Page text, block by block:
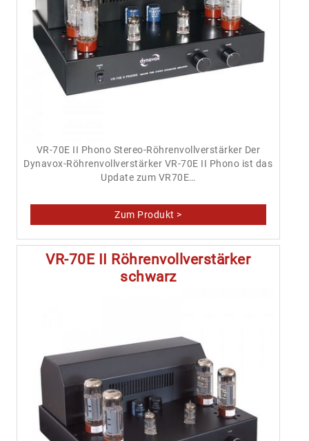
VR-70E II Phono Stereo-Röhrenvollverstärker Der
Dynavox-Röhrenvollverstärker VR-70E II Phono ist das
Update zum VR70E…
VR-70E II Röhrenvollverstärker
schwarz